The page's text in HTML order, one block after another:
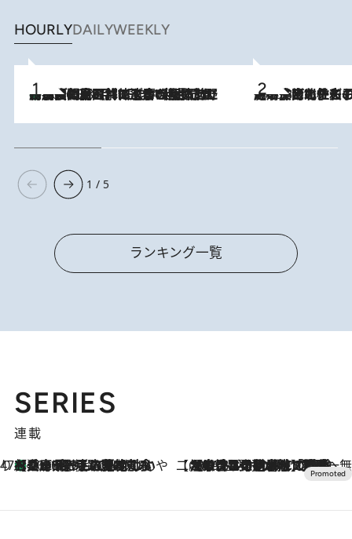
HOURLYDAILYWEEKLY
2026.8.8
「最後に見られてよかった」上野動物園の東園パンダ舎が解体前に特別公開。8月16日まで延長されたパネル展と共に辿る“半世紀”のパンダ飼育《解体工事の図面あり》 2026.8.3
《「文士の子ども被害者の会」発足！》阿川佐和子（72）が語る遠藤周作に北杜夫、劇作家・矢代静一の子どもたちの“文豪プライベート事件簿”
1 / 5
ランキング一覧
SERIES
連載
47都道府県の手みやげ ひんやりスイーツで夏を満喫
2026.8.8
【兵庫県】この夏絶対食べたい 冷やしておいしいおやつ3選 淡路島の恵みをジェラートに集約 【CREA×星野リゾート】唯一無二。癒しと発見が待つ場所へ
2026.8.7
【トンボの足水浴】ヒノキの香りに包まれて涼感マックス！約13℃の湧水かけ流しを避暑地「星野温泉 トンボの湯」で体験